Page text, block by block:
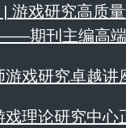
游戏研究高质
期刊主编高
游戏研究卓越讲
戏理论研究中心